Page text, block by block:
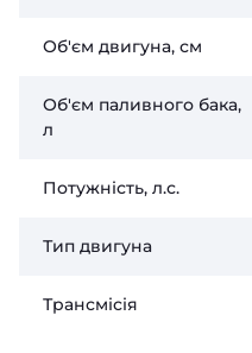
Об'єм двигуна, см
Об'єм паливного бака,
л
Потужність, л.с.
Тип двигуна
Трансмісія